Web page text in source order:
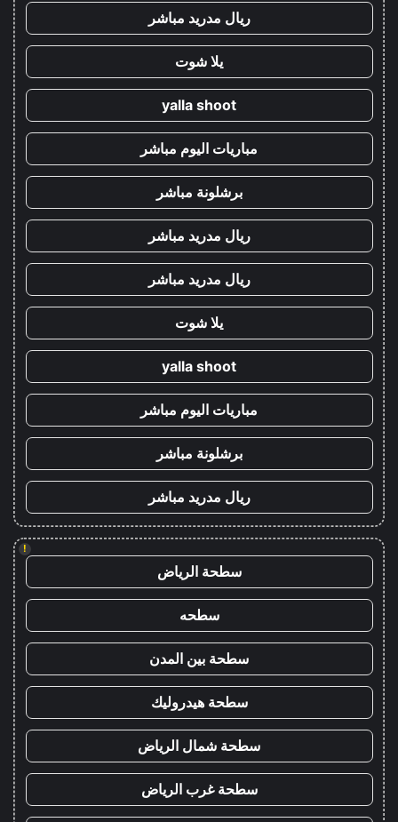
ريال مدريد مباشر
يلا شوت
yalla shoot
مباريات اليوم مباشر
برشلونة مباشر
ريال مدريد مباشر
ريال مدريد مباشر
يلا شوت
yalla shoot
مباريات اليوم مباشر
برشلونة مباشر
ريال مدريد مباشر
!
سطحة الرياض
سطحه
سطحة بين المدن
سطحة هيدروليك
سطحة شمال الرياض
سطحة غرب الرياض